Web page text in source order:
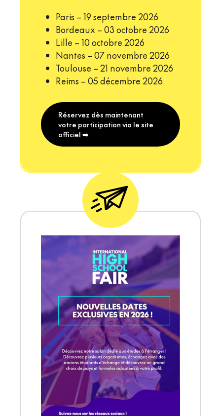
Paris – 19 septembre 2026
Bordeaux – 03 octobre 2026
Lille – 10 octobre 2026
Nantes – 07 novembre 2026
Toulouse – 21 novembre 2026
Reims – 05 décembre 2026
Réservez dès maintenant
votre participation via le site
officiel ➡️